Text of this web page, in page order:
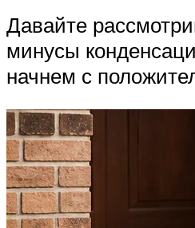
Давайте
минусы
начнем с